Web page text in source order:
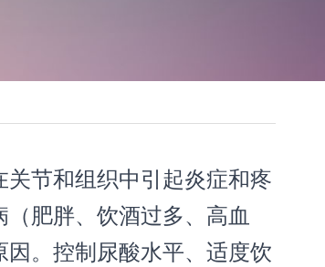
节和组织中引起炎症和疼
肥胖、饮酒过多、高血
。控制尿酸水平、适度饮